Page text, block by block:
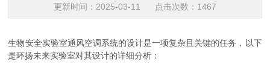
更新时间：2025-03-11 点击次数：1467
生物安全实验室通风空调系统的设计是一项复杂且关键的任务，以下
是环扬未来实验室对其设计的详细分析：